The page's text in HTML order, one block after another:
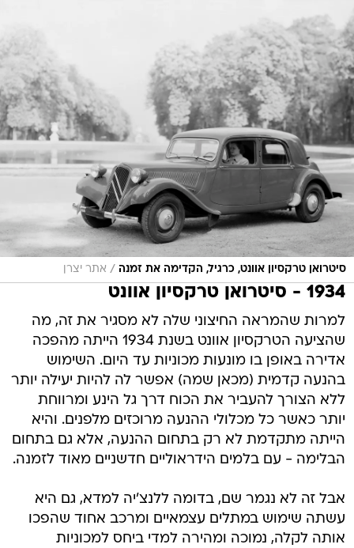
סיטרואן טרקסיון אוונט, כרגיל, הקדימה את זמנה / אתר יצרן
1934 - סיטרואן טרקסיון אוונט
למרות שהמראה החיצוני שלה לא מסגיר את זה, מה
שהציעה הטרקסיון אוונט בשנת 1934 הייתה מהפכה
אדירה באופן בו מונעות מכוניות עד היום. השימוש
בהנעה קדמית (מכאן שמה) אפשר לה להיות יעילה יותר
ללא הצורך להעביר את הכוח דרך גל הינע ומרווחת
יותר כאשר כל מכלולי ההנעה מרוכזים מלפנים. והיא
הייתה מתקדמת לא רק בתחום ההנעה, אלא גם בתחום
הבלימה - עם בלמים הידראוליים חדשניים מאוד לזמנה.
אבל זה לא נגמר שם, בדומה ללנצ'יה למדא, גם היא
עשתה שימוש במתלים עצמאיים ומרכב אחוד שהפכו
אותה לקלה, נמוכה ומהירה למדי ביחס למכוניות